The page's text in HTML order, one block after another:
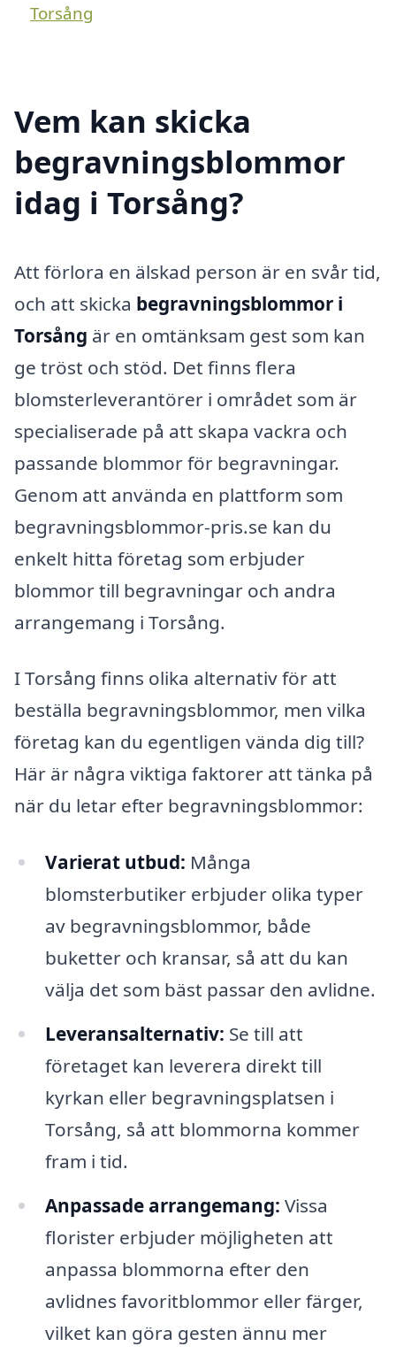
Torsång
Vem kan skicka
begravningsblommor
idag i Torsång?
Att förlora en älskad person är en svår tid,
och att skicka begravningsblommor i
Torsång är en omtänksam gest som kan
ge tröst och stöd. Det finns flera
blomsterleverantörer i området som är
specialiserade på att skapa vackra och
passande blommor för begravningar.
Genom att använda en plattform som
begravningsblommor-pris.se kan du
enkelt hitta företag som erbjuder
blommor till begravningar och andra
arrangemang i Torsång.
I Torsång finns olika alternativ för att
beställa begravningsblommor, men vilka
företag kan du egentligen vända dig till?
Här är några viktiga faktorer att tänka på
när du letar efter begravningsblommor:
Varierat utbud: Många
blomsterbutiker erbjuder olika typer
av begravningsblommor, både
buketter och kransar, så att du kan
välja det som bäst passar den avlidne.
Leveransalternativ: Se till att
företaget kan leverera direkt till
kyrkan eller begravningsplatsen i
Torsång, så att blommorna kommer
fram i tid.
Anpassade arrangemang: Vissa
florister erbjuder möjligheten att
anpassa blommorna efter den
avlidnes favoritblommor eller färger,
vilket kan göra gesten ännu mer